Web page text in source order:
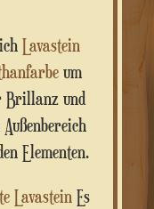
Lavastein
um
und
Elementen.
Lavastein Es